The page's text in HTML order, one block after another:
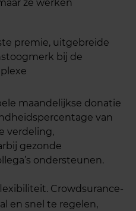
ze werken
premie, uitgebreide
bij de
maandelijkse donatie
van
verdeling,
gezonde
ondersteunen.
Crowdsurance-
en snel te regelen,